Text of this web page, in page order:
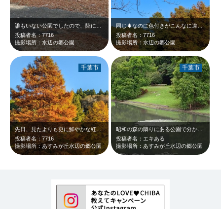
投稿者名：7716
撮影場所：水辺の郷公園
同じ🌲なのに色付きがこんなに違うんですね。まだまだ楽しめます！
投稿者名：7716
撮影場所：水辺の郷公園
先日、見たよりも更に鮮やかな紅葉が… あまりひと目につかない公園なので、もっ…
投稿者名：7716
撮影場所：あすみが丘水辺の郷公園
千葉市
昭和の森の隣りにある公園で分かりにくいところにありますが、非常にきれいです。 …
投稿者名：エキある
撮影場所：あすみが丘水辺の郷公園
千葉市